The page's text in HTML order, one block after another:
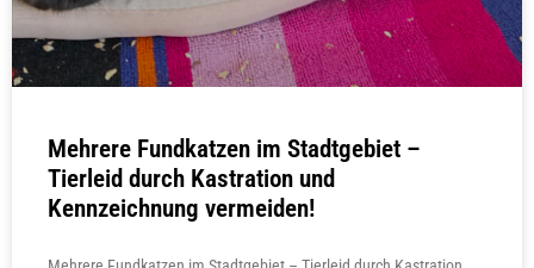
Mehrere Fundkatzen im Stadtgebiet –
Tierleid durch Kastration und
Kennzeichnung vermeiden!